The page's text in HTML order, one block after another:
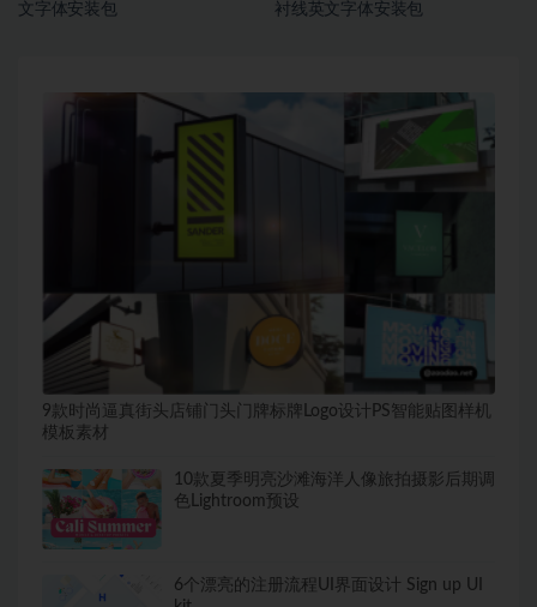
文字体安装包
衬线英文字体安装包
9款时尚逼真街头店铺门头门牌标牌Logo设计PS智能贴图样机
模板素材
10款夏季明亮沙滩海洋人像旅拍摄影后期调
色Lightroom预设
6个漂亮的注册流程UI界面设计 Sign up UI